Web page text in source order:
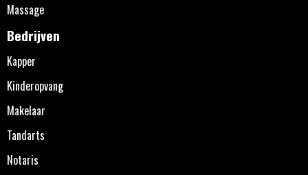
Massage
Bedrijven
Kapper
Kinderopvang
Makelaar
Tandarts
Notaris